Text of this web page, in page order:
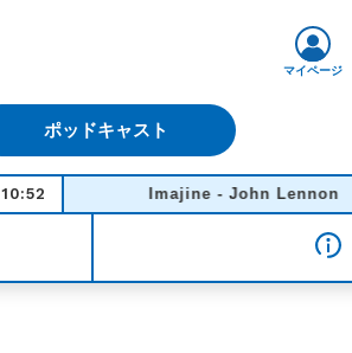
ポッドキャスト
マイページ
10:52 Imajine - John Lennon